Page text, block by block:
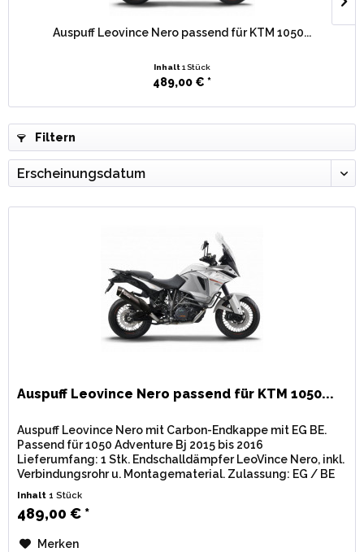
Auspuff Leovince Nero passend für KTM 1050...
Inhalt 1 Stück
489,00 € *
Filtern
Auspuff Leovince Nero passend für KTM 1050...
Auspuff Leovince Nero mit Carbon-Endkappe mit EG BE.
Passend für 1050 Adventure Bj 2015 bis 2016
Lieferumfang: 1 Stk. Endschalldämpfer LeoVince Nero, inkl.
Verbindungsrohr u. Montagematerial. Zulassung: EG / BE
Inhalt1 Stück
489,00 € *
Merken